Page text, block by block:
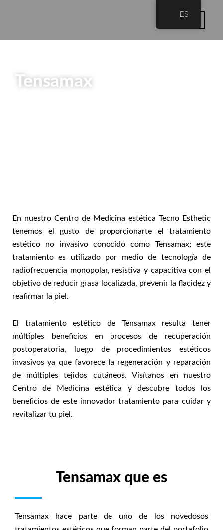
Tensamax
En nuestro Centro de Medicina estética Tecno Esthetic
tenemos el gusto de proporcionarte el tratamiento
estético no invasivo conocido como Tensamax; este
tratamiento es utilizado por medio de tecnología de
radiofrecuencia monopolar, resistiva y capacitiva con el
objetivo de reducir grasa localizada, prevenir la flacidez y
reafirmar la piel.
El tratamiento estético de Tensamax resulta tener
múltiples beneficios en procesos de recuperación
postoperatoria, luego de procedimientos estéticos
invasivos ya que favorece la regeneración y reparación
de múltiples tejidos cutáneos. Visítanos en nuestro
Centro de Medicina estética y descubre todos los
beneficios de este innovador tratamiento para cuidar y
revitalizar tu piel.
Tensamax que es
Tensamax hace parte de uno de los novedosos
ES